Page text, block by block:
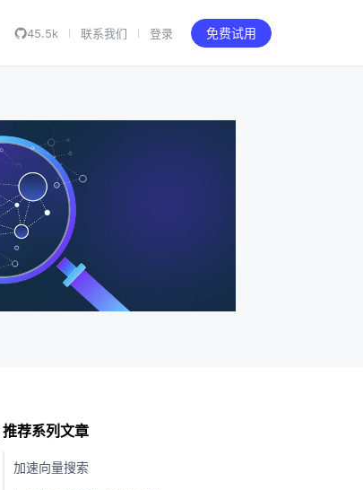
45.5k 联系我们 登录 免费试用
推荐系列文章
加速向量搜索